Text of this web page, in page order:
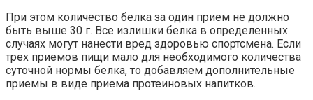
При этом количество белка за один прием не должно
быть выше 30 г. Все излишки белка в определенных
случаях могут нанести вред здоровью спортсмена. Если
трех приемов пищи мало для необходимого количества
суточной нормы белка, то добавляем дополнительные
приемы в виде приема протеиновых напитков.